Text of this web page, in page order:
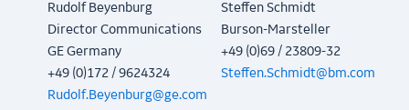
Rudolf Beyenburg
Director Communications
GE Germany
+49 (0)172 / 9624324
Rudolf.Beyenburg@ge.com
Steffen Schmidt
Burson-Marsteller
+49 (0)69 / 23809-32
Steffen.Schmidt@bm.com